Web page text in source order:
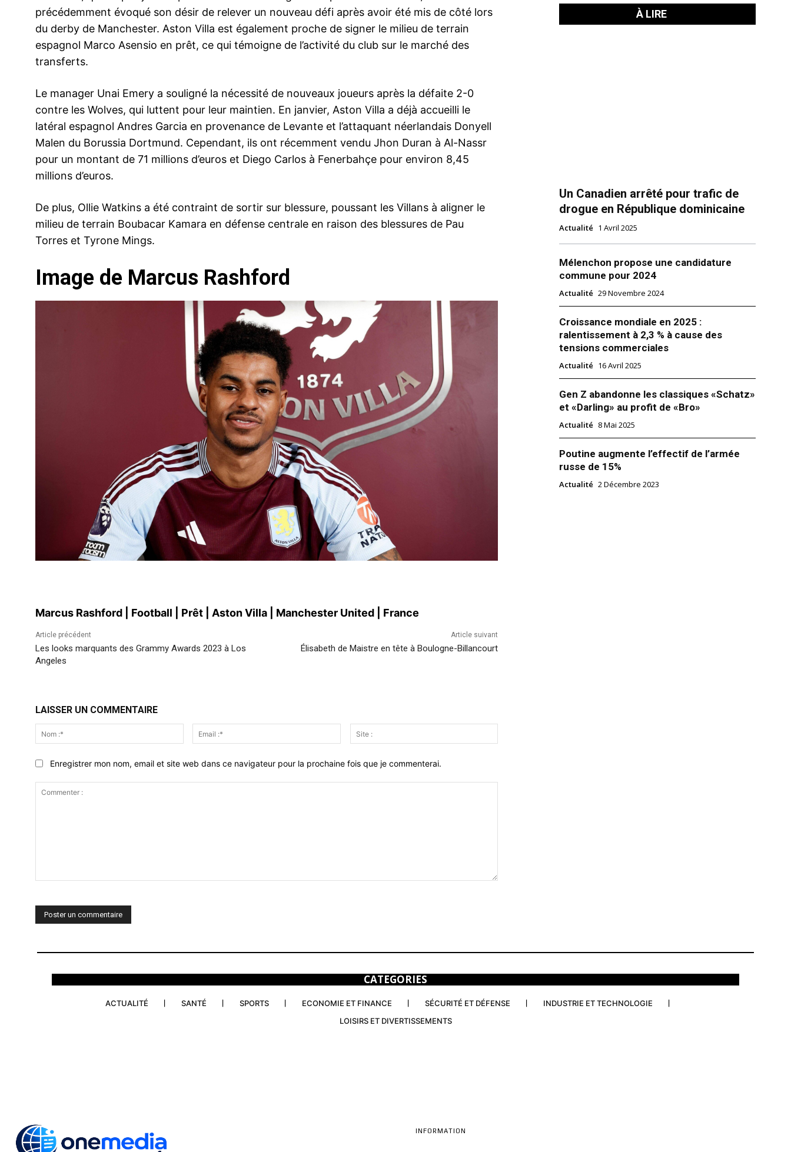
précédemment évoqué son désir de relever un nouveau défi après avoir été mis de côté lors
du derby de Manchester. Aston Villa est également proche de signer le milieu de terrain
espagnol Marco Asensio en prêt, ce qui témoigne de l’activité du club sur le marché des
transferts.
Le manager Unai Emery a souligné la nécessité de nouveaux joueurs après la défaite 2-0
contre les Wolves, qui luttent pour leur maintien. En janvier, Aston Villa a déjà accueilli le
latéral espagnol Andres Garcia en provenance de Levante et l’attaquant néerlandais Donyell
Malen du Borussia Dortmund. Cependant, ils ont récemment vendu Jhon Duran à Al-Nassr
pour un montant de 71 millions d’euros et Diego Carlos à Fenerbahçe pour environ 8,45
millions d’euros.
De plus, Ollie Watkins a été contraint de sortir sur blessure, poussant les Villans à aligner le
milieu de terrain Boubacar Kamara en défense centrale en raison des blessures de Pau
Torres et Tyrone Mings.
Image de Marcus Rashford
Marcus Rashford Football Prêt Aston Villa Manchester United France
Article précédent
Les looks marquants des Grammy Awards 2023 à Los
Angeles
Article suivant
Élisabeth de Maistre en tête à Boulogne-Billancourt
LAISSER UN COMMENTAIRE
Nom
:*
Email
:*
:
Enregistrer mon nom, email et site web dans ce navigateur pour la prochaine fois que je commenterai.
À LIRE
Un Canadien arrêté pour trafic de
drogue en République dominicaine
Actualité 1 Avril 2025
Mélenchon propose une candidature
commune pour 2024
Actualité 29 Novembre 2024
Croissance mondiale en 2025 :
ralentissement à 2,3 % à cause des
tensions commerciales
Actualité 16 Avril 2025
Gen Z abandonne les classiques «Schatz»
et «Darling» au profit de «Bro»
Actualité 8 Mai 2025
Poutine augmente l’effectif de l’armée
russe de 15%
Actualité 2 Décembre 2023
CATEGORIES
ACTUALITÉ SANTÉ SPORTS ECONOMIE ET FINANCE SÉCURITÉ ET DÉFENSE
INDUSTRIE ET TECHNOLOGIE
LOISIRS ET DIVERTISSEMENTS
INFORMATION